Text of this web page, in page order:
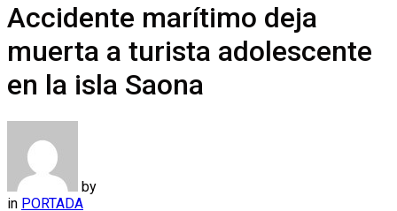
Accidente marítimo deja
muerta a turista adolescente
en la isla Saona
by
in PORTADA